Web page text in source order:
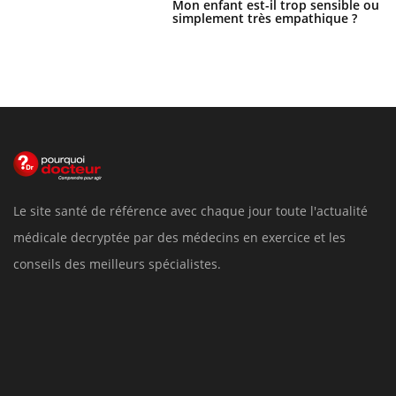
Mon enfant est-il trop sensible ou
simplement très empathique ?
Le site santé de référence avec chaque jour toute l'actualité
médicale decryptée par des médecins en exercice et les
conseils des meilleurs spécialistes.